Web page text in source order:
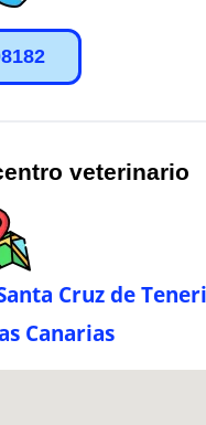
veterinario
Cruz de
Canarias